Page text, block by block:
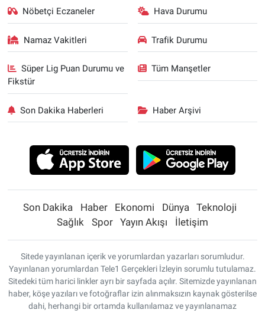
Nöbetçi Eczaneler Hava Durumu
Namaz Vakitleri Trafik Durumu
Süper Lig Puan Durumu ve
Fikstür
Tüm Manşetler
Son Dakika Haberleri Haber Arşivi
Son Dakika Haber Ekonomi Dünya
Teknoloji
Sağlık
Spor Yayın Akışı İletişim
Sitede yayınlanan içerik ve yorumlardan yazarları sorumludur.
Yayınlanan yorumlardan Tele1 Gerçekleri İzleyin sorumlu tutulamaz.
Sitedeki tüm harici linkler ayrı bir sayfada açılır. Sitemizde yayınlanan
haber, köşe yazıları ve fotoğraflar izin alınmaksızın kaynak gösterilse
dahi, herhangi bir ortamda kullanılamaz ve yayınlanamaz